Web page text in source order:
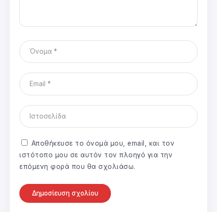
Αποθήκευσε το όνομά μου, email, και τον
ιστότοπο μου σε αυτόν τον πλοηγό για την
επόμενη φορά που θα σχολιάσω.